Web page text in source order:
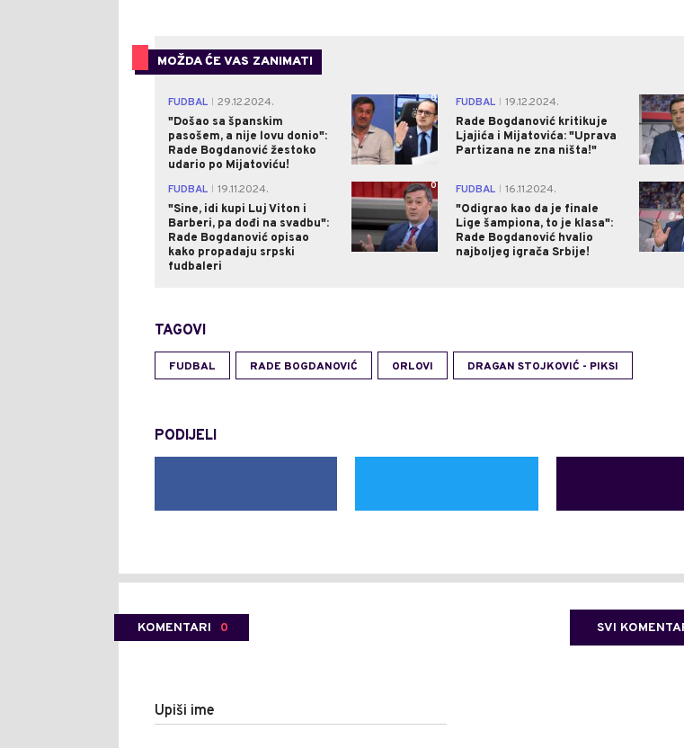
MOŽDA ĆE VAS ZANIMATI
FUDBAL
29.12.2024.
"Došao sa španskim
pasošem, a nije lovu donio":
Rade Bogdanović žestoko
udario po Mijatoviću!
0 FUDBAL
19.12.2024.
Rade Bogdanović kritikuje
Ljajića i Mijatovića: "Uprava
Partizana ne zna ništa!"
FUDBAL
19.11.2024.
"Sine, idi kupi Luj Viton i
Barberi, pa dođi na svadbu":
Rade Bogdanović opisao
kako propadaju srpski
fudbaleri
0 FUDBAL
16.11.2024.
"Odigrao kao da je finale
Lige šampiona, to je klasa":
Rade Bogdanović hvalio
najboljeg igrača Srbije!
TAGOVI
FUDBAL RADE BOGDANOVIĆ ORLOVI DRAGAN STOJKOVIĆ - PIKSI
PODIJELI
KOMENTARI 0 SVI
Upiši ime